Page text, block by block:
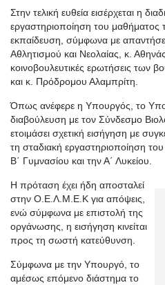
Στην τελική ευθεία εισέρχεται η
εργαστηριοποίηση του μαθήματος
εκπαίδευση, σύμφωνα με
Αθλητισμού και Νεολαίας, κ.
κοινοβουλευτικές ερωτήσεις των
και κ. Πρόδρομου Αλαμπρίτη.
Όπως ανέφερε η Υπουργός, το
διαβούλευση με τον Σύνδεσμο
ετοιμάσει σχετική εισήγηση με
τη σταδιακή εργαστηριοποίηση
Β΄ Γυμνασίου και την Α΄ Λυκείου.
Η πρόταση έχει ήδη αποσταλεί
στην Ο.Ε.Λ.Μ.Ε.Κ για απόψεις,
ενώ σύμφωνα με επιστολή της
οργάνωσης, η εισήγηση κινείται
προς τη σωστή κατεύθυνση.
Σύμφωνα με την Υπουργό, το
αμέσως επόμενο διάστημα το